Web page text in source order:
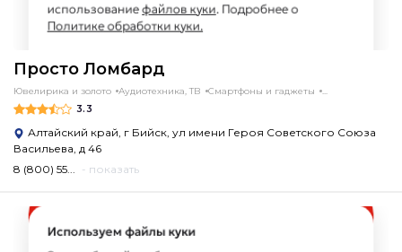
Просто Ломбард
Ювелирика и золото Аудиотехника, ТВ Смартфоны и гаджеты ...
3.3
Алтайский край, г Бийск, ул имени Героя Советского Союза
Васильева, д 46
8 (800) 55... - показать